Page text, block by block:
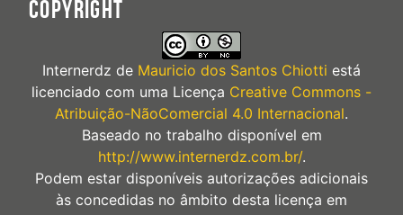
COPYRIGHT
Internerdz de Mauricio dos Santos Chiotti está
licenciado com uma Licença Creative Commons -
Atribuição-NãoComercial 4.0 Internacional.
Baseado no trabalho disponível em
http://www.internerdz.com.br/.
Podem estar disponíveis autorizações adicionais
às concedidas no âmbito desta licença em